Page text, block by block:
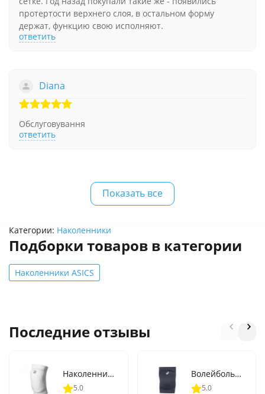
протертости верхнего слоя, в остальном форму
держат, функцию свою исполняют.
ответить
Diana
Обслуговування
ответить
Показать все
Категории: Наколенники
Подборки товаров в категории
Наколенники ASICS
Последние отзывы
Наколенники волейбольные ASICS GEL (146815-0001)
5.0
Волейбольные наколенники ASICS GEL KNEEPAD (3053A181-400)
5.0